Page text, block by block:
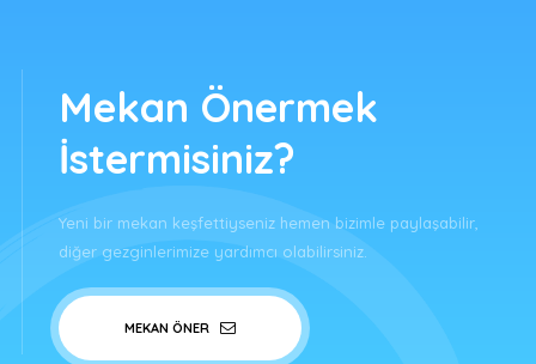
Mekan Önermek
İstermisiniz?
Yeni bir mekan keşfettiyseniz hemen bizimle paylaşabilir,
diğer gezginlerimize yardımcı olabilirsiniz.
MEKAN ÖNER